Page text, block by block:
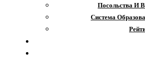
Посольства И
Система